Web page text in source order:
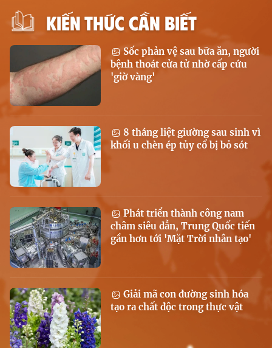
KIẾN THỨC CẦN BIẾT
Sốc phản vệ sau bữa ăn, người
bệnh thoát cửa tử nhờ cấp cứu
'giờ vàng'
8 tháng liệt giường sau sinh vì
khối u chèn ép tủy cổ bị bỏ sót
Phát triển thành công nam
châm siêu dẫn, Trung Quốc tiến
gần hơn tới 'Mặt Trời nhân tạo'
Giải mã con đường sinh hóa
tạo ra chất độc trong thực vật